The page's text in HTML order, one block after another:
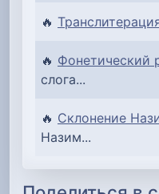
🔥
🔥 Фонетический
слога...
🔥 Склонение
Назим...